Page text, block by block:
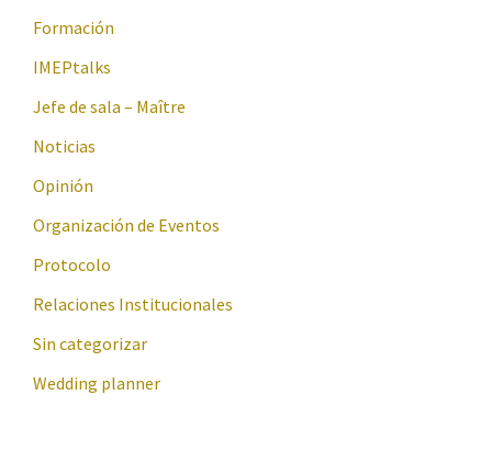
Formación
IMEPtalks
Jefe de sala – Maître
Noticias
Opinión
Organización de Eventos
Protocolo
Relaciones Institucionales
Sin categorizar
Wedding planner